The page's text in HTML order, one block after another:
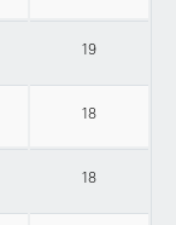
19
18
18